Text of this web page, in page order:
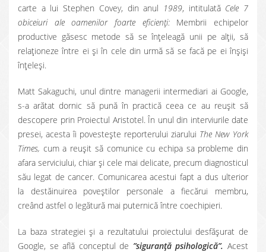
carte a lui Stephen Covey, din anul 1989, intitulată Cele 7
obiceiuri ale oamenilor foarte eficienți: Membrii echipelor
productive găsesc metode să se înțeleagă unii pe alții, să
relaționeze între ei și în cele din urmă să se facă pe ei înșiși
înțeleși.
Matt Sakaguchi, unul dintre managerii intermediari ai Google,
s-a arătat dornic să pună în practică ceea ce au reușit să
descopere prin Proiectul Aristotel. În unul din interviurile date
presei, acesta îi povestește reporterului ziarului The New York
Times, cum a reușit să comunice cu echipa sa probleme din
afara serviciului, chiar și cele mai delicate, precum diagnosticul
său legat de cancer. Comunicarea acestui fapt a dus ulterior
la destăinuirea poveștilor personale a fiecărui membru,
creând astfel o legătură mai puternică între coechipieri.
La baza strategiei și a rezultatului proiectului desfășurat de
Google, se află conceptul de ”siguranță psihologică”. Acest